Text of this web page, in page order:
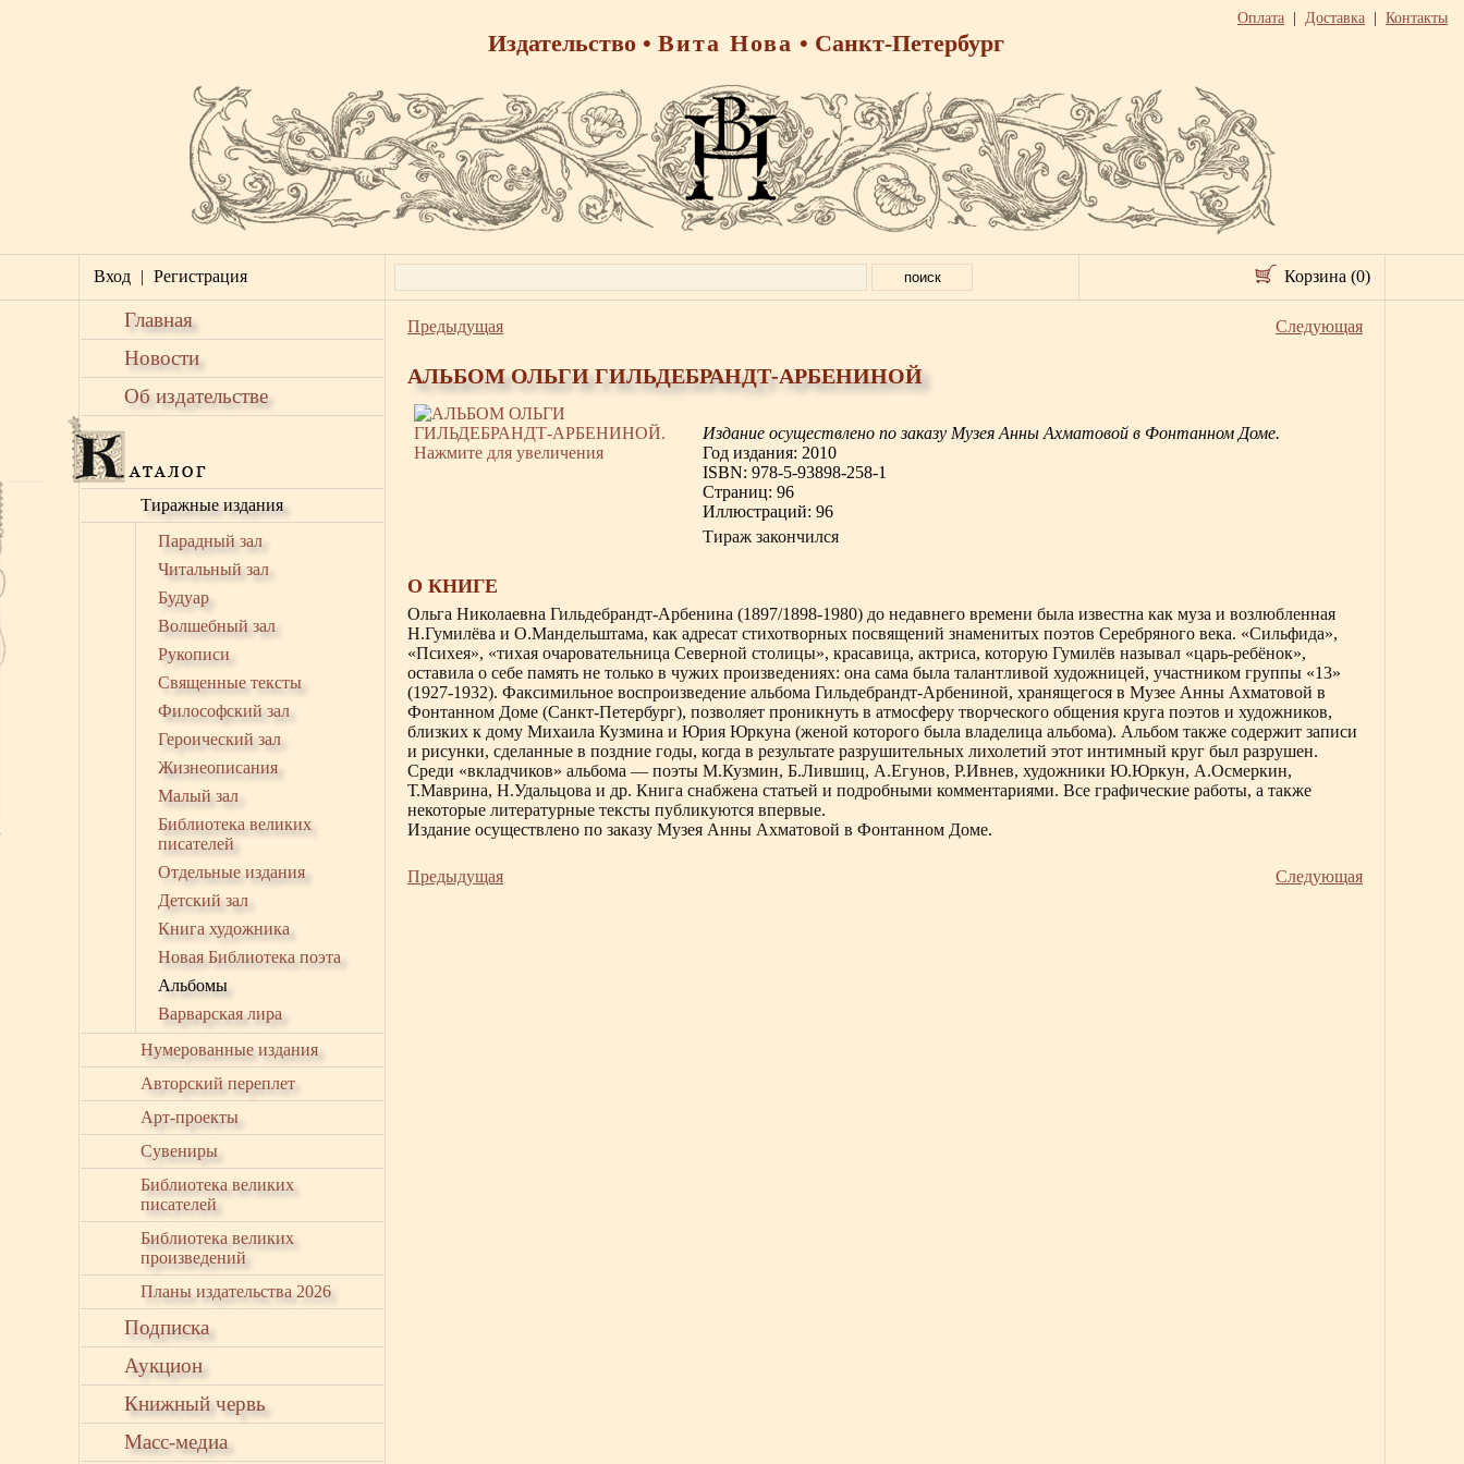
Оплата Доставка Контакты
Издательство • Вита Нова • Санкт-Петербург
Вход | Регистрация Корзина (0)
Главная
Новости
Об издательстве
Тиражные издания
Парадный зал
Читальный зал
Будуар
Волшебный зал
Рукописи
Священные тексты
Философский зал
Героический зал
Жизнеописания
Малый зал
Библиотека великих
писателей
Отдельные издания
Детский зал
Книга художника
Новая Библиотека поэта
Альбомы
Варварская лира
Нумерованные издания
Авторский переплет
Арт-проекты
Сувениры
Библиотека великих
писателей
Библиотека великих
произведений
Планы издательства 2026
Подписка
Аукцион
Книжный червь
Масс-медиа
Предыдущая Следующая
АЛЬБОМ ОЛЬГИ ГИЛЬДЕБРАНДТ-АРБЕНИНОЙ
Издание осуществлено по заказу Музея Анны Ахматовой в Фонтанном Доме.
Год издания: 2010
ISBN: 978-5-93898-258-1
Страниц: 96
Иллюстраций: 96
Тираж закончился
О КНИГЕ
Ольга Николаевна Гильдебрандт-Арбенина (1897/1898-1980) до недавнего времени была известна как муза и возлюбленная
Н.Гумилёва и О.Мандельштама, как адресат стихотворных посвящений знаменитых поэтов Серебряного века. «Сильфида»,
«Психея», «тихая очаровательница Северной столицы», красавица, актриса, которую Гумилёв называл «царь-ребёнок»,
оставила о себе память не только в чужих произведениях: она сама была талантливой художницей, участником группы «13»
(1927-1932). Факсимильное воспроизведение альбома Гильдебрандт-Арбениной, хранящегося в Музее Анны Ахматовой в
Фонтанном Доме (Санкт-Петербург), позволяет проникнуть в атмосферу творческого общения круга поэтов и художников,
близких к дому Михаила Кузмина и Юрия Юркуна (женой которого была владелица альбома). Альбом также содержит записи
и рисунки, сделанные в поздние годы, когда в результате разрушительных лихолетий этот интимный круг был разрушен.
Среди «вкладчиков» альбома — поэты М.Кузмин, Б.Лившиц, А.Егунов, Р.Ивнев, художники Ю.Юркун, А.Осмеркин,
Т.Маврина, Н.Удальцова и др. Книга снабжена статьей и подробными комментариями. Все графические работы, а также
некоторые литературные тексты публикуются впервые.
Издание осуществлено по заказу Музея Анны Ахматовой в Фонтанном Доме.
Предыдущая Следующая